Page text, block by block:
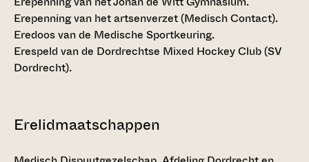
Erepenning van het artsenverzet (Medisch Contact).
Eredoos van de Medische Sportkeuring.
Erespeld van de Dordrechtse Mixed Hockey Club (SV
Dordrecht).
Erelidmaatschappen